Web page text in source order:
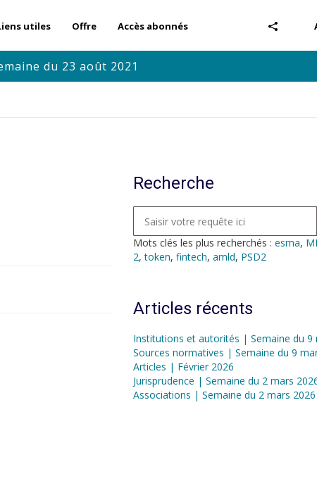
utiles Offre Accès abonnés
du 23 août 2021
Recherche
Mots clés les plus recherchés : esma,
2,token, fintech, amld, PSD2
Articles récents
Institutions et autorités | Semaine du 9
Sources normatives | Semaine du 9
Articles | Février 2026
Jurisprudence | Semaine du 2 mars
Associations | Semaine du 2 mars 2026